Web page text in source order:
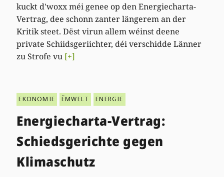
kuckt d'woxx méi genee op den Energiecharta-
Vertrag, dee schonn zanter längerem an der
Kritik steet. Dëst virun allem wéinst deene
private Schiidsgeriichter, déi verschidde Länner
zu Strofe vu [+]
EKONOMIE ËMWELT ENERGIE
Energiecharta-Vertrag:
Schiedsgerichte gegen
Klimaschutz